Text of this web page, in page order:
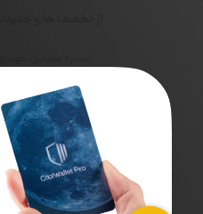
شماره تماس
02191319090